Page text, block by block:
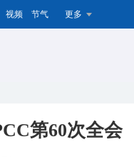
视频 节气 更多
第60次全会